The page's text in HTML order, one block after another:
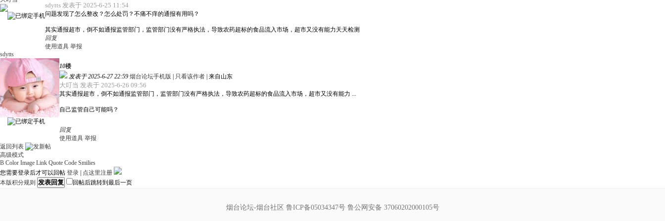
sdytts 发表于 2025-6-25 11:54
问题发现了怎么整改？怎么处罚？不痛不痒的通报有用吗？
其实通报超市，倒不如通报监管部门，监管部门没有严格执法，导致农药超标的食品流入市场，超市又没有能力天天检测
回复
使用道具 举报
sdytts
10楼
发表于 2025-6-27 22:59 烟台论坛手机版 只看该作者 来自山东
大叮当 发表于 2025-6-26 09:56
其实通报超市，倒不如通报监管部门，监管部门没有严格执法，导致农药超标的食品流入市场，超市又没有能力 ...
自己监管自己可能吗？
回复
使用道具 举报
返回列表
高级模式
B Color Image Link Quote Code Smilies
您需要登录后才可以回帖 登录
点这里注册
本版积分规则 发表回复 回帖后跳转到最后一页
烟台论坛-烟台社区 鲁ICP备05034347号 鲁公网安备 37060202000105号